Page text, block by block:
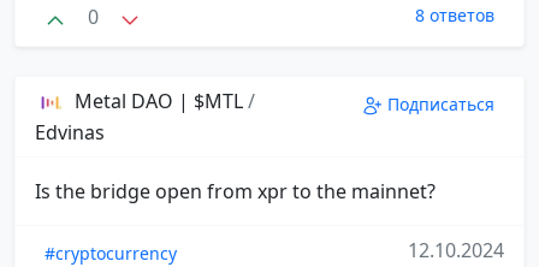
0 8 ответов
Metal DAO | $MTL/
Edvinas
Подписаться
Is the bridge open from xpr to the mainnet?
#cryptocurrency
12.10.2024